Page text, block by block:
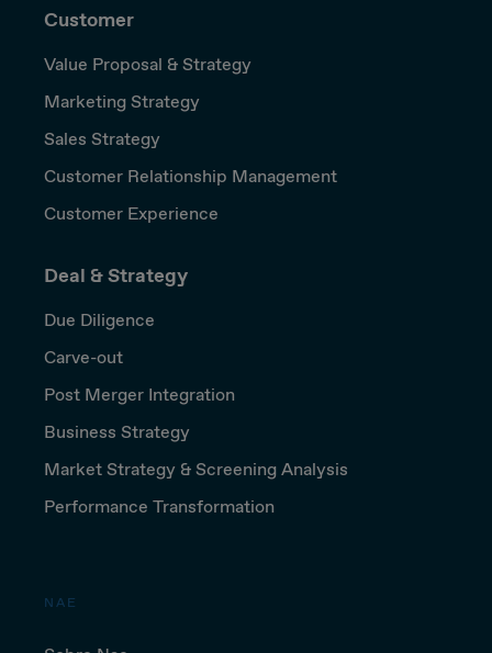
Customer
Value Proposal & Strategy
Marketing Strategy
Sales Strategy
Customer Relationship Management
Customer Experience
Deal & Strategy
Due Diligence
Carve-out
Post Merger Integration
Business Strategy
Market Strategy & Screening Analysis
Performance Transformation
NAE